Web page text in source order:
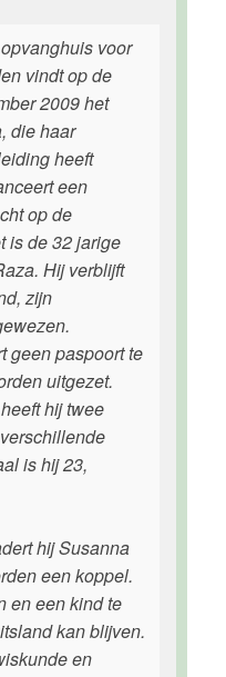
voor
vindt op de
2009 het
die haar
heeft
een
op de
is de 32 jarige
Hij verblijft
zijn
geen paspoort te
uitgezet.
hij twee
is hij 23,
hij Susanna
een koppel.
en een kind te
kan blijven.
en